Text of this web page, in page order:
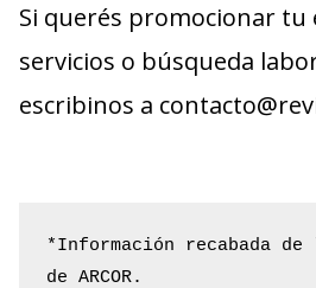
Si querés promocionar tu
servicios o búsqueda
escribinos a
*Información recabada
de ARCOR.